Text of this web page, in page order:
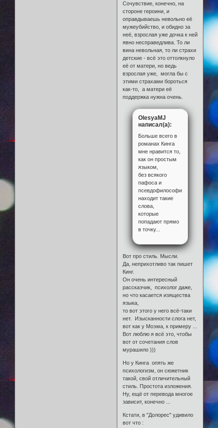
Сочувствие, конечно, на
стороне героини, и
оправдываешь невольно её
мужеубийство, и обидно за
неё, взрослая уже дочка к ней
явно несправедлива. То ли
вина невольная, то ли страхи
детские - всё это оттолкнуло
её от матери, но ведь
взрослая уже, могла бы с
этими страхами бороться
как-то, а матери её
поддержка нужна очень.
OlesyaMJ
написал(а):
Больше всего в
романах Кинга
мне нравится то,
как он простым
языком,
без всякого
пафоса и
псевдофилософии,
находит такие
слова,
которые
попадают прямо
в точку...
Вот про стиль. Мысли.
Да, неприхотливо так пишет
Кинг.
Он очень интересный
рассказчик, психолог даже,
но что касается изящества
языка,
то вот этого у него всё-таки
нет. Изысканности слога нет,
вот как у Моэма, к примеру ...
Вот люблю я всё это, чтобы
вот от сочетания слов
мурашило )))
Но у Кинга опять же
психологизм, он сюжетник
такой, свой отличительный
стиль. Простота изложения.
Ну, ещё от перевода многое
зависит, конечно ...
Кстати, в "Долорес" удивило
вот что :